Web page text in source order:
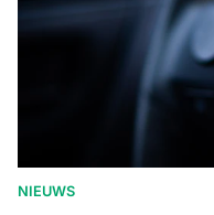
NIEUWS